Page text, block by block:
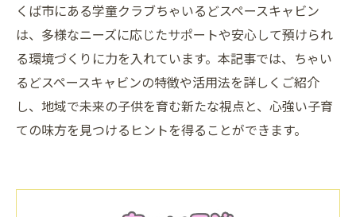
くば市にある学童クラブちゃいるどスペースキャビン
は、多様なニーズに応じたサポートや安心して預けられ
る環境づくりに力を入れています。本記事では、ちゃい
るどスペースキャビンの特徴や活用法を詳しくご紹介
し、地域で未来の子供を育む新たな視点と、心強い子育
ての味方を見つけるヒントを得ることができます。